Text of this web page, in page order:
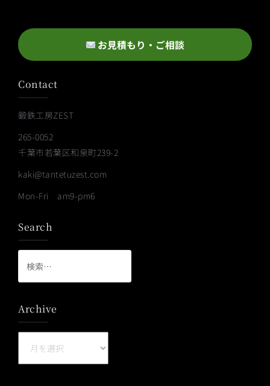
お見積もり・ご相談
Contact
鍛鉄工房ZEST
265-0052
千葉市若葉区和泉町239-2
kaki@tantetuzest.com
Mon-Fri am9-pm6
Search
索:
Archive